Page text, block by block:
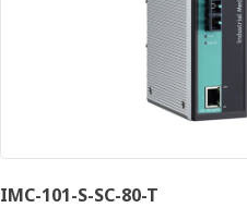
IMC-101-S-SC-80-T